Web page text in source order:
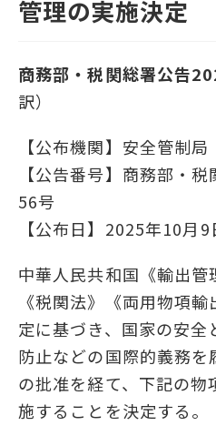
管理の実施決定
商務部・税関総署公告
訳）
【公布機関】安全管制局
【公告番号】商務部・
56号
【公布日】2025年10月9
中華人民共和国《輸出管
《税関法》《両用物項
定に基づき、国家の安全
防止などの国際的義務
の批准を経て、下記の物
施することを決定する。